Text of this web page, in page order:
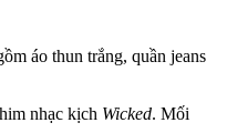
áo thun trắng, quần jeans
nhạc kịch Wicked. Mối